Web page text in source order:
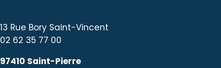
13 Rue Bory Saint-Vincent
02 62 35 77 00
97410 Saint-Pierre